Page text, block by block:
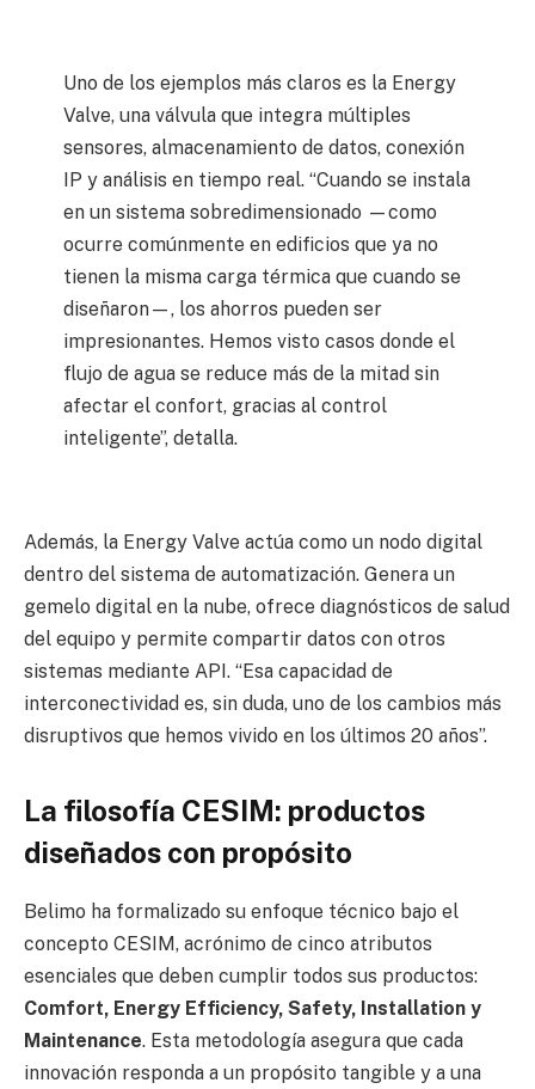
Uno de los ejemplos más claros es la Energy
Valve, una válvula que integra múltiples
sensores, almacenamiento de datos, conexión
IP y análisis en tiempo real. “Cuando se instala
en un sistema sobredimensionado —como
ocurre comúnmente en edificios que ya no
tienen la misma carga térmica que cuando se
diseñaron—, los ahorros pueden ser
impresionantes. Hemos visto casos donde el
flujo de agua se reduce más de la mitad sin
afectar el confort, gracias al control
inteligente”, detalla.
Además, la Energy Valve actúa como un nodo digital
dentro del sistema de automatización. Genera un
gemelo digital en la nube, ofrece diagnósticos de salud
del equipo y permite compartir datos con otros
sistemas mediante API. “Esa capacidad de
interconectividad es, sin duda, uno de los cambios más
disruptivos que hemos vivido en los últimos 20 años”.
La filosofía CESIM: productos
diseñados con propósito
Belimo ha formalizado su enfoque técnico bajo el
concepto CESIM, acrónimo de cinco atributos
esenciales que deben cumplir todos sus productos:
Comfort, Energy Efficiency, Safety, Installation y
Maintenance. Esta metodología asegura que cada
innovación responda a un propósito tangible y a una